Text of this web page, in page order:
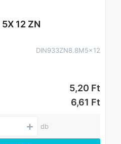
12 ZN
DIN933ZN8.8M5x12
5,20 Ft
6,61 Ft
db